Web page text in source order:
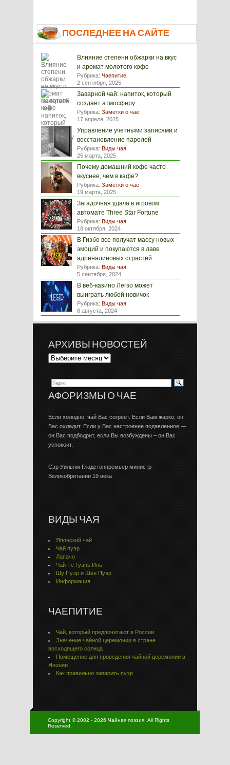
ПОСЛЕДНЕЕ НА САЙТЕ
Влияние степени обжарки на вкус
и аромат молотого кофе
Рубрика: Чаепитие
2 сентября, 2025
Заварной чай: напиток, который
создаёт атмосферу
Рубрика: Заметки о чае
17 апреля, 2025
Управление учетными записями и
восстановление паролей
Рубрика: Виды чая
25 марта, 2025
Почему домашний кофе часто
вкуснее, чем в кафе?
Рубрика: Заметки о чае
19 марта, 2025
Загадочная удача в игровом
автомате Three Star Fortune
Рубрика: Виды чая
18 октября, 2024
В Гизбо все получат массу новых
эмоций и покупаются в лаве
адреналиновых страстей
Рубрика: Виды чая
5 сентября, 2024
В веб-казино Легзо может
выиграть любой новичок
Рубрика: Виды чая
8 августа, 2024
АРХИВЫ НОВОСТЕЙ
АФОРИЗМЫ О ЧАЕ
Если холодно, чай Вас согреет. Если Вам жарко, он
Вас охладит. Если у Вас настроение подавленное —
он Вас подбодрит, если Вы возбуждены – он Вас
успокоит.
Сэр Уильям Гладстонпремьер министр
Великобритании 19 века
ВИДЫ ЧАЯ
Японский чай
Чай пуэр
Лапачо
Чай Тe Гуaнь Инь
Шу Пуэр и Шен Пуэр
Информация
ЧАЕПИТИЕ
Чай, который предпочитают в России
Значение чайной церемонии в стране
восходящего солнца
Помещение для проведения чайной церемонии в
Японии
Как правильно заварить пуэр
Copyright © 2002 - 2026 Чайная поэзия, All Rights
Reserved.